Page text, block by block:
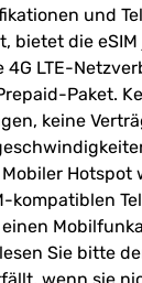
und
bietet die
4G LTE-
Paket.
keine
Mobiler
kompatiblen
Sie bitte